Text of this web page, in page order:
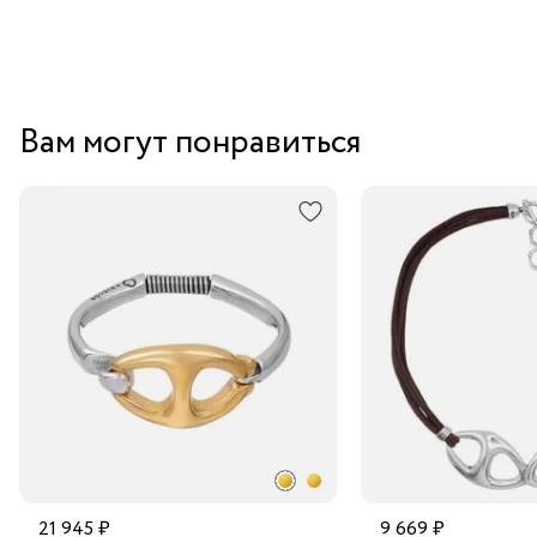
Вам могут понравиться
21 945 ₽ 9 669 ₽